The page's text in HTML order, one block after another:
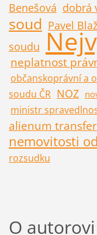
Benešová dobrá
soud Pavel
soudu
neplatnost
občanskoprávní a
soudu ČR NOZ
ministr
alienum
nemovitosti
rozsudku
O autorovi